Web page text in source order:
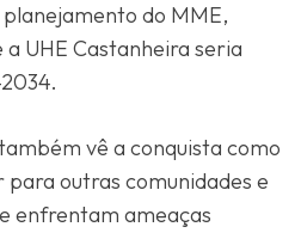
do MME,
UHE Castanheira seria
vê a conquista como
outras comunidades e
enfrentam ameaças